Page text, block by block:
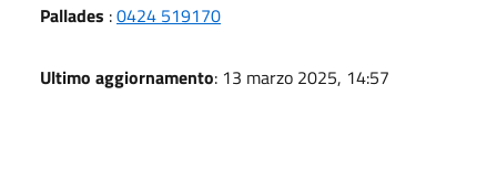
Pallades :0424 519170
Ultimo aggiornamento: 13 marzo 2025, 14:57